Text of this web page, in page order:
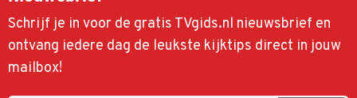
Schrijf je in voor de gratis TVgids.nl nieuwsbrief en
ontvang iedere dag de leukste kijktips direct in jouw
mailbox!